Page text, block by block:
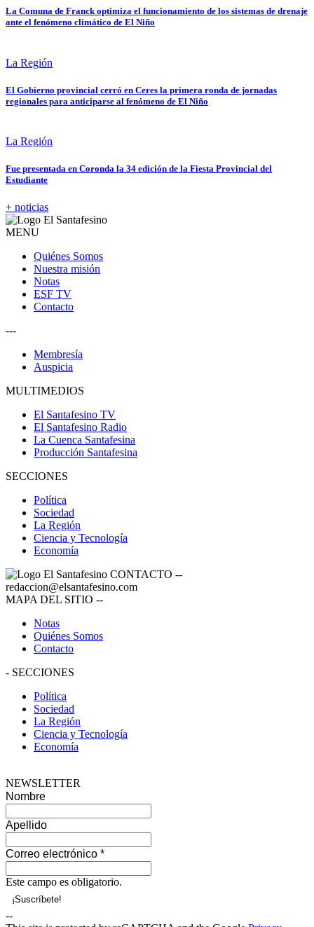
La Comuna de Franck optimiza el funcionamiento de los sistemas de drenaje
ante el fenómeno climático de El Niño
La Región
El Gobierno provincial cerró en Ceres la primera ronda de jornadas
regionales para anticiparse al fenómeno de El Niño
La Región
Fue presentada en Coronda la 34 edición de la Fiesta Provincial del
Estudiante
+ noticias
MENU
Quiénes Somos
Nuestra misión
Notas
ESF TV
Contacto
---
Membresía
Auspicia
MULTIMEDIOS
El Santafesino TV
El Santafesino Radio
La Cuenca Santafesina
Producción Santafesina
SECCIONES
Política
Sociedad
La Región
Ciencia y Tecnología
Economía
CONTACTO --
redaccion@elsantafesino.com
MAPA DEL SITIO --
Notas
Quiénes Somos
Contacto
- SECCIONES
Política
Sociedad
La Región
Ciencia y Tecnología
Economía
NEWSLETTER
Nombre
Apellido
Correo electrónico *
Este campo es obligatorio.
--